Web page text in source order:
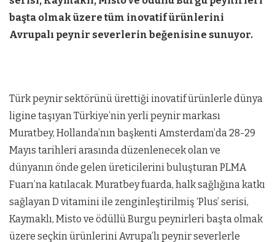
başta olmak üzere tüm inovatif ürünlerini
Avrupalı peynir severlerin beğenisine sunuyor.
Türk peynir sektörünü ürettiği inovatif ürünlerle dünya
ligine taşıyan Türkiye’nin yerli peynir markası
Muratbey, Hollanda’nın başkenti Amsterdam’da 28-29
Mayıs tarihleri arasında düzenlenecek olan ve
dünyanın önde gelen üreticilerini buluşturan PLMA
Fuarı’na katılacak. Muratbey fuarda, halk sağlığına katkı
sağlayan D vitamini ile zenginleştirilmiş ‘Plus’ serisi,
Kaymaklı, Misto ve ödüllü Burgu peynirleri başta olmak
üzere seçkin ürünlerini Avrupa’lı peynir severlerle